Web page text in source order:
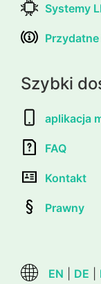
Systemy
Szybki
aplikacja
FAQ
Kontakt
Prawny
EN DE